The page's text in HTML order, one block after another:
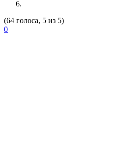
(64 голоса, 5 из 5)
0